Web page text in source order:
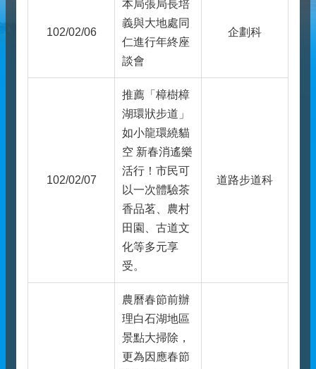
102/02/06
本局張局長培
義與大地處同
仁進行年終座
談會
企劃科
102/02/07
推薦「樟樹樟
湖環狀步道」
如小龍環繞貓
空 新春消遙樂
活行！市民可
以一次體驗茶
香品茗、農村
田園、古道文
化等多元享
受。
道路步道科
農曆春節前辦
理白石湖地區
景點大掃除，
更為因應春節